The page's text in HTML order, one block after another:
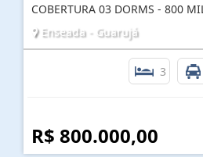
COBERTURA 03 DORMS - 800
Enseada - Guarujá
3
R$ 800.000,00